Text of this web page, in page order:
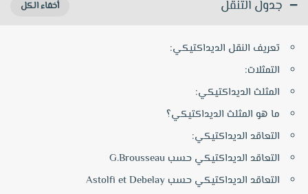
جدول التنقل
تعريف النقل الديداكتيكي:
التمثلات:
المثلث الديداكتيكي:
ما هو المثلث الديداكتيكي؟
التعاقد الديداكتيكي:
التعاقد الديداكتيكي حسب G.Brousseau
التعاقد الديداكتيكي حسب Astolfi et Debelay